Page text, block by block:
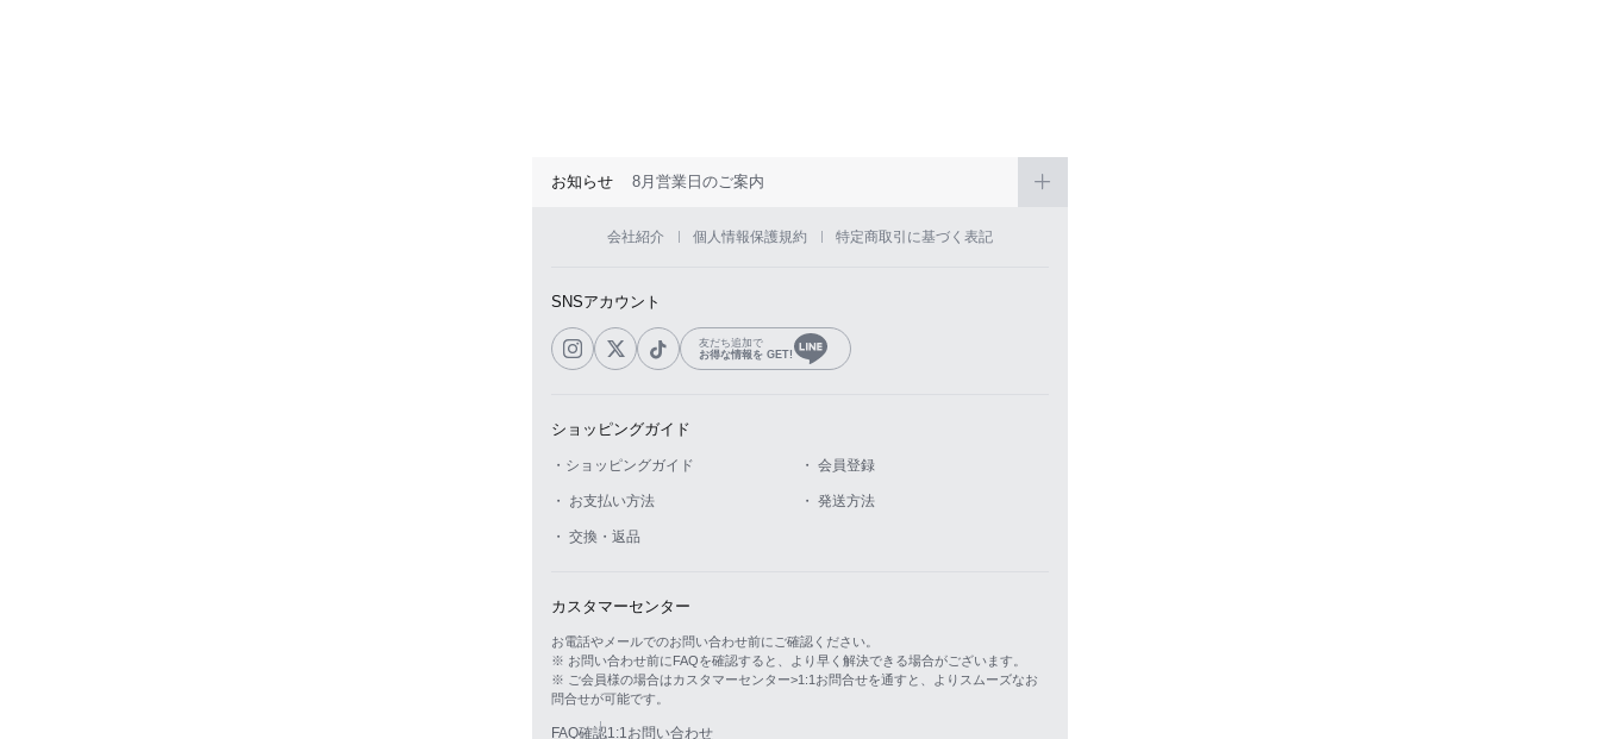
お知らせ 8月営業日のご案内
会社紹介 個人情報保護規約 特定商取引に基づく表記
SNSアカウント
友だち追加で
お得な情報を GET!
ショッピングガイド
・ショッピングガイド ・ 会員登録
・ お支払い方法 ・ 発送方法
・ 交換・返品
カスタマーセンター
お電話やメールでのお問い合わせ前にご確認ください。
※ お問い合わせ前にFAQを確認すると、より早く解決できる場合がございます。
※ ご会員様の場合はカスタマーセンター>1:1お問合せを通すと、よりスムーズなお
問合せが可能です。
FAQ確認1:1お問い合わせ